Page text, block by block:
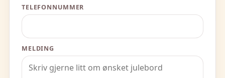
TELEFONNUMMER
MELDING